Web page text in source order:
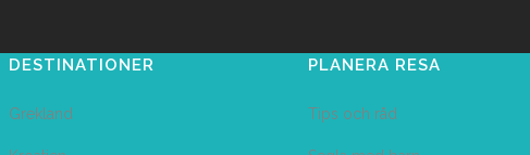
DESTINATIONER
Grekland
PLANERA RESA
Tips och råd